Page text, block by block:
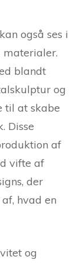
også ses i
materialer.
blandt
og
til at skabe
Disse
af
vifte af
der
hvad en
og